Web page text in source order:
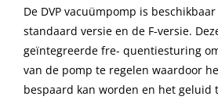
De DVP vacuümpomp is
standaard versie en de F-versie.
geïntegreerde fre- quentiesturing
van de pomp te regelen waardoor
bespaard kan worden en het geluid